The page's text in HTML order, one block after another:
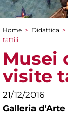
Tu sei qui
Home > Didattica >
tattili
Musei
visite
21/12/2016
Galleria